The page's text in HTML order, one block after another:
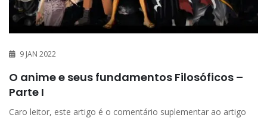
9 JAN 2022
O anime e seus fundamentos Filosóficos –
Parte I
Caro leitor, este artigo é o comentário suplementar ao artigo